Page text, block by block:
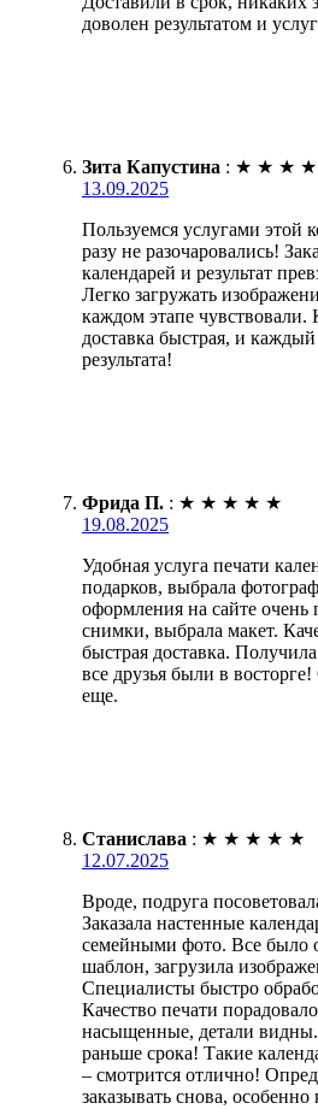
доволен результатом и
Зита Капустина : ★ ★ ★ ★
13.09.2025
Пользуемся услугами этой
разу не разочаровались!
календарей и результат
Легко загружать
каждом этапе чувствовали.
доставка быстрая, и каждый
результата!
Фрида П. : ★ ★ ★ ★ ★
19.08.2025
Удобная услуга печати
подарков, выбрала
оформления на сайте очень
снимки, выбрала макет.
быстрая доставка.
все друзья были в
еще.
Станислава : ★ ★ ★ ★ ★
12.07.2025
Вроде, подруга
Заказала настенные
семейными фото. Все было
шаблон, загрузила
Специалисты быстро
Качество печати
насыщенные, детали
раньше срока! Такие
– смотрится отлично!
заказывать снова,